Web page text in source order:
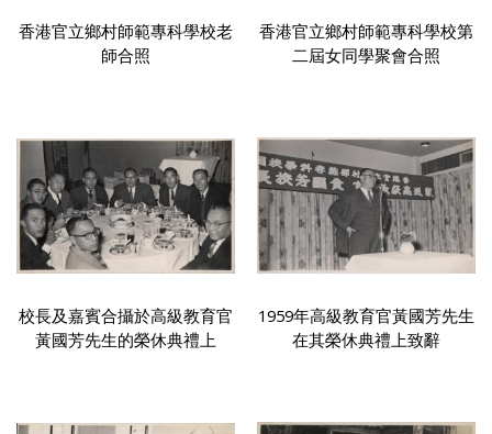
香港官立鄉村師範專科學校老
師合照
香港官立鄉村師範專科學校第
二屆女同學聚會合照
校長及嘉賓合攝於高級教育官
黃國芳先生的榮休典禮上
1959年高級教育官黃國芳先生
在其榮休典禮上致辭